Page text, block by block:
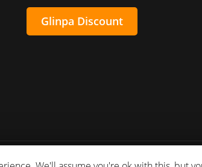
Glinpa Discount